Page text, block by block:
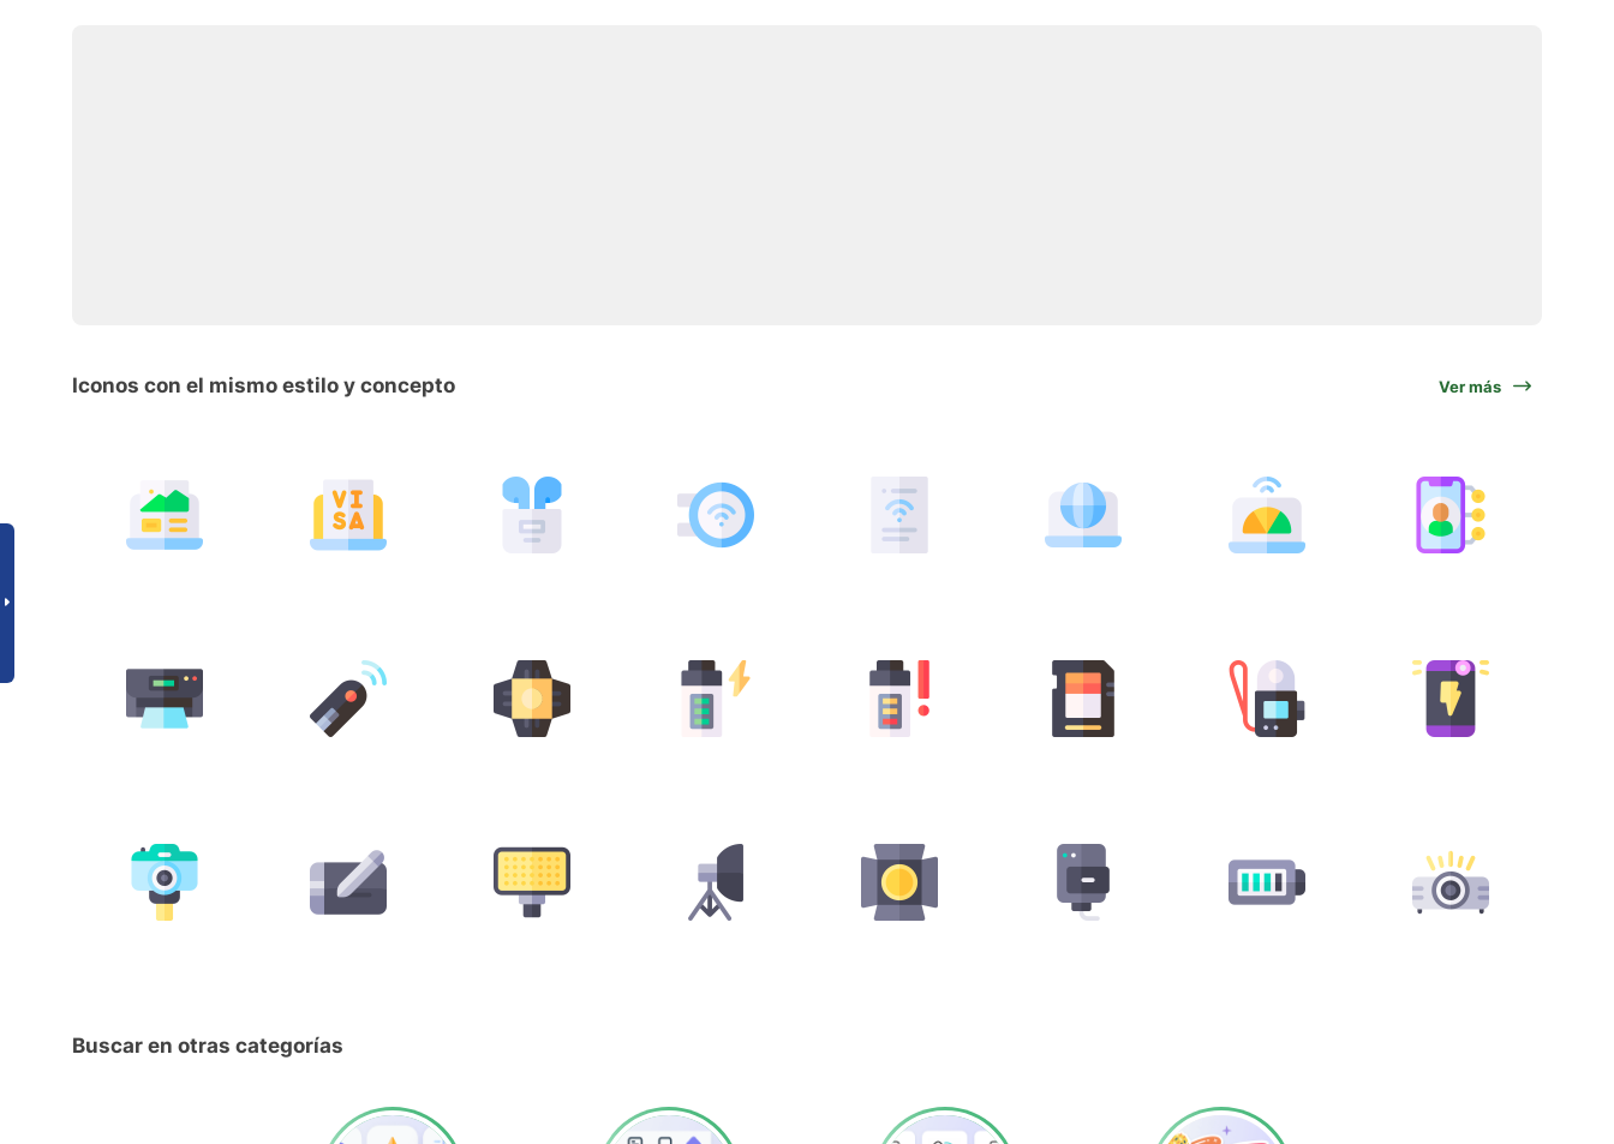
Iconos con el mismo estilo y concepto Ver más
Buscar en otras categorías